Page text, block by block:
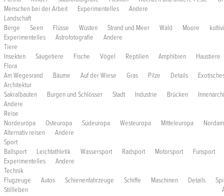
Menschen bei der Arbeit
Experimentelles
Andere
Landschaft
Berge
Seen Flüsse Wüsten Strand und Meer Wald Moore
Experimentelles
Astrofotografie
Andere
Tiere
Insekten
Säugetiere Fische Vögel Reptilien Amphibien
Haustiere
Flora
Am Wegesrand
Bäume Auf der Wiese Gras Pilze Details
Architektur
Sakralbauten
Burgen und Schlösser Stadt Industrie Brücken
Andere
Reise
Nordeuropa
Osteuropa Südeuropa Westeuropa Mitteleuropa
Alternativ reisen
Andere
Sport
Ballsport
Leichtathletik Wassersport Radsport Motorsport
Funsport
Experimentelles
Andere
Technik
Flugzeuge
Autos Schienenfahrzeuge Schiffe Maschinen Details
Stillleben